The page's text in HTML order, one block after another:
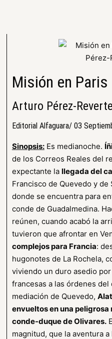
Misión en Paris
Arturo Pérez-
Editorial Alfaguara/ 03
Sinopsis:Es medianoche.
de los Correos Reales del
expectante la llegada del
Francisco de Quevedo y de
donde se encuentra para
conde de Guadalmedina.
reúnen, cuando acabó la
tuvieron que afrontar en
complejos para Francia:
hugonotes de La Rochela,
viviendo un duro asedio
francesas a las órdenes
mediación de Quevedo,
envueltos en una
conde-duque de Olivares.
magnitud, que la aventura